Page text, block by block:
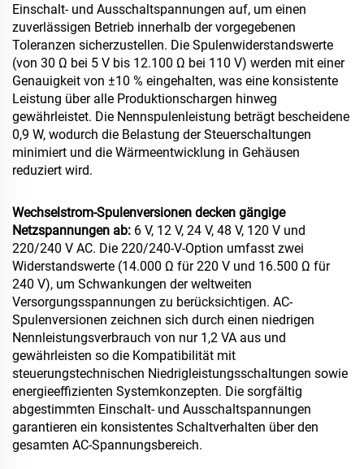
Einschalt- und Ausschaltspannungen auf, um einen
zuverlässigen Betrieb innerhalb der vorgegebenen
Toleranzen sicherzustellen. Die Spulenwiderstandswerte
(von 30 Ω bei 5 V bis 12.100 Ω bei 110 V) werden mit einer
Genauigkeit von ±10 % eingehalten, was eine konsistente
Leistung über alle Produktionschargen hinweg
gewährleistet. Die Nennspulenleistung beträgt bescheidene
0,9 W, wodurch die Belastung der Steuerschaltungen
minimiert und die Wärmeentwicklung in Gehäusen
reduziert wird.
Wechselstrom-Spulenversionen decken gängige
Netzspannungen ab: 6 V, 12 V, 24 V, 48 V, 120 V und
220/240 V AC. Die 220/240-V-Option umfasst zwei
Widerstandswerte (14.000 Ω für 220 V und 16.500 Ω für
240 V), um Schwankungen der weltweiten
Versorgungsspannungen zu berücksichtigen. AC-
Spulenversionen zeichnen sich durch einen niedrigen
Nennleistungsverbrauch von nur 1,2 VA aus und
gewährleisten so die Kompatibilität mit
steuerungstechnischen Niedrigleistungsschaltungen sowie
energieeffizienten Systemkonzepten. Die sorgfältig
abgestimmten Einschalt- und Ausschaltspannungen
garantieren ein konsistentes Schaltverhalten über den
gesamten AC-Spannungsbereich.